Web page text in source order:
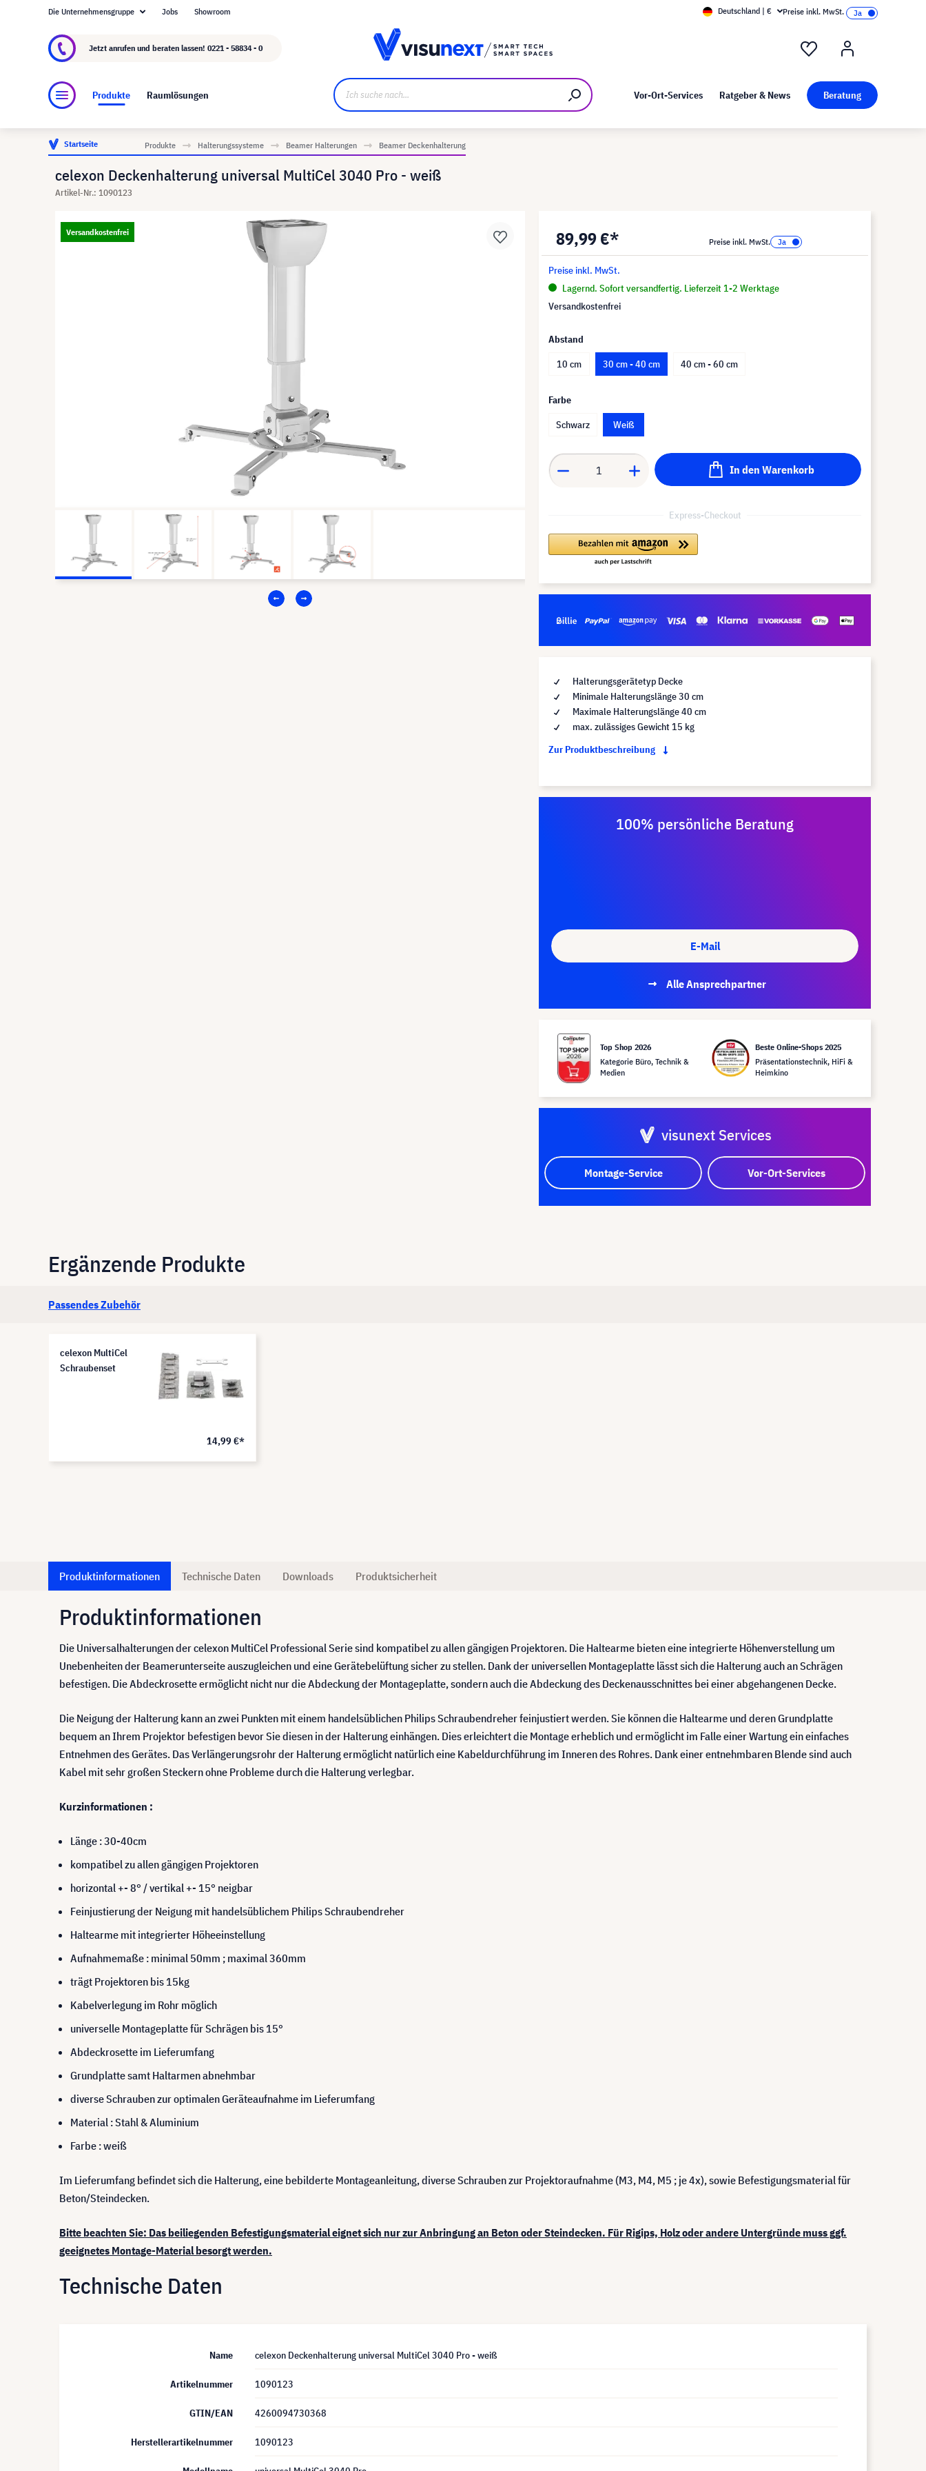
Über visunext.de Kunst bei visunext
Die Unternehmensgruppe Jobs Showroom Deutschland | € Preise inkl. MwSt.
Jetzt anrufen und beraten lassen! 0221 - 58834 - 0
Produkte Raumlösungen Vor-Ort-Services Ratgeber & News Beratung
Startseite Produkte Halterungssysteme Beamer Halterungen Beamer Deckenhalterung
celexon Deckenhalterung universal MultiCel 3040 Pro - weiß
Artikel-Nr.: 1090123
Versandkostenfrei 89,99 €* Preise inkl. MwSt.
Preise inkl. MwSt.
Lagernd. Sofort versandfertig. Lieferzeit 1-2 Werktage
Versandkostenfrei
Abstand
10 cm
30 cm - 40 cm 40 cm - 60 cm
Farbe
Schwarz
Weiß
In den Warenkorb
Express-Checkout
Halterungsgerätetyp Decke
Minimale Halterungslänge 30 cm
Maximale Halterungslänge 40 cm
max. zulässiges Gewicht 15 kg
Zur Produktbeschreibung
100% persönliche Beratung
E-Mail
Alle Ansprechpartner
Top Shop 2026
Kategorie Büro, Technik &
Medien
Beste Online-Shops 2025
Präsentationstechnik, HiFi &
Heimkino
visunext Services
Montage-Service Vor-Ort-Services
Ergänzende Produkte
Passendes Zubehör
celexon MultiCel
Schraubenset
14,99 €*
Produktinformationen Technische Daten Downloads Produktsicherheit
Produktinformationen
Die Universalhalterungen der celexon MultiCel Professional Serie sind kompatibel zu allen gängigen Projektoren. Die Haltearme bieten eine integrierte Höhenverstellung um
Unebenheiten der Beamerunterseite auszugleichen und eine Gerätebelüftung sicher zu stellen. Dank der universellen Montageplatte lässt sich die Halterung auch an Schrägen
befestigen. Die Abdeckrosette ermöglicht nicht nur die Abdeckung der Montageplatte, sondern auch die Abdeckung des Deckenausschnittes bei einer abgehangenen Decke.
Die Neigung der Halterung kann an zwei Punkten mit einem handelsüblichen Philips Schraubendreher feinjustiert werden. Sie können die Haltearme und deren Grundplatte
bequem an Ihrem Projektor befestigen bevor Sie diesen in der Halterung einhängen. Dies erleichtert die Montage erheblich und ermöglicht im Falle einer Wartung ein einfaches
Entnehmen des Gerätes. Das Verlängerungsrohr der Halterung ermöglicht natürlich eine Kabeldurchführung im Inneren des Rohres. Dank einer entnehmbaren Blende sind auch
Kabel mit sehr großen Steckern ohne Probleme durch die Halterung verlegbar.
Kurzinformationen :
Länge : 30-40cm
kompatibel zu allen gängigen Projektoren
horizontal +- 8° / vertikal +- 15° neigbar
Feinjustierung der Neigung mit handelsüblichem Philips Schraubendreher
Haltearme mit integrierter Höheeinstellung
Aufnahmemaße : minimal 50mm ; maximal 360mm
trägt Projektoren bis 15kg
Kabelverlegung im Rohr möglich
universelle Montageplatte für Schrägen bis 15°
Abdeckrosette im Lieferumfang
Grundplatte samt Haltarmen abnehmbar
diverse Schrauben zur optimalen Geräteaufnahme im Lieferumfang
Material : Stahl & Aluminium
Farbe : weiß
Im Lieferumfang befindet sich die Halterung, eine bebilderte Montageanleitung, diverse Schrauben zur Projektoraufnahme (M3, M4, M5 ; je 4x), sowie Befestigungsmaterial für
Beton/Steindecken.
Bitte beachten Sie: Das beiliegenden Befestigungsmaterial eignet sich nur zur Anbringung an Beton oder Steindecken. Für Rigips, Holz oder andere Untergründe muss ggf.
geeignetes Montage-Material besorgt werden.
Technische Daten
Name celexon Deckenhalterung universal MultiCel 3040 Pro - weiß
Artikelnummer 1090123
GTIN/EAN 4260094730368
Herstellerartikelnummer 1090123